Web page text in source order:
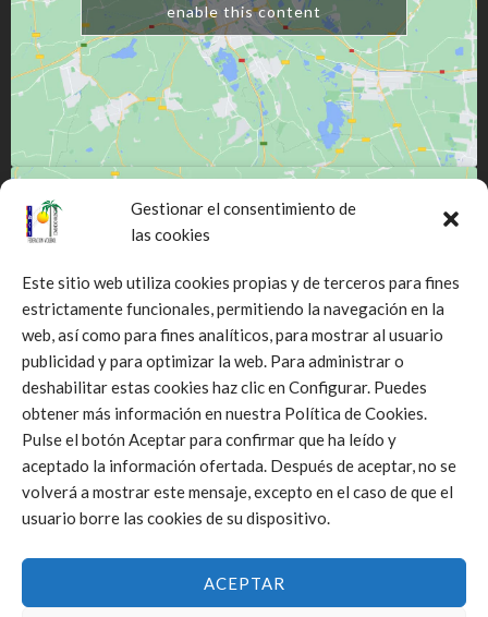
Gestionar el consentimiento de
las cookies
Este sitio web utiliza cookies propias y de terceros para fines
estrictamente funcionales, permitiendo la navegación en la
web, así como para fines analíticos, para mostrar al usuario
publicidad y para optimizar la web. Para administrar o
deshabilitar estas cookies haz clic en Configurar. Puedes
obtener más información en nuestra Política de Cookies.
Pulse el botón Aceptar para confirmar que ha leído y
aceptado la información ofertada. Después de aceptar, no se
volverá a mostrar este mensaje, excepto en el caso de que el
usuario borre las cookies de su dispositivo.
ACEPTAR
enable this content
Click to accept márketing cookies and
enable this content